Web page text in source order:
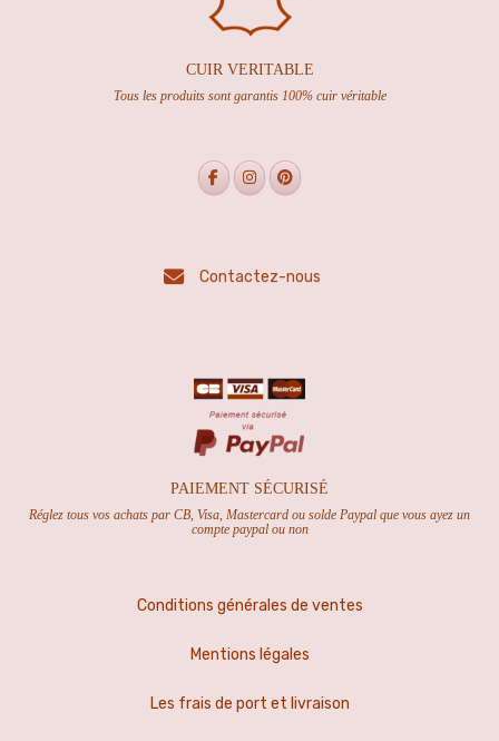
CUIR VERITABLE
Tous les produits sont garantis 100% cuir véritable
Contactez-nous
PAIEMENT SÉCURISÉ
Réglez tous vos achats par CB, Visa, Mastercard ou solde Paypal que vous ayez un
compte paypal ou non
Conditions générales de ventes
Mentions légales
Les frais de port et livraison